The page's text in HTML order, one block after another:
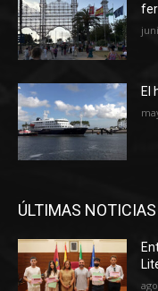
El
ÚLTIMAS NOTICIAS